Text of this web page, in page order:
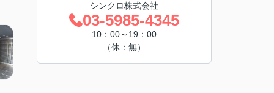
シンクロ株式会社
03-5985-4345
10：00～19：00
（休：無）